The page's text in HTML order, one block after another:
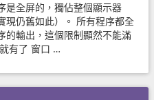
是全屏的，獨佔整個顯示器
現仍舊如此）。 所有程序都全
的輸出，這個限制顯然不能滿
有了 窗口 …